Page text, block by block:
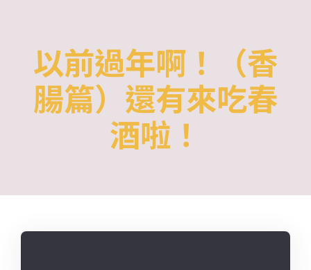
content以前過年啊！（香
腸篇）還有來吃春
酒啦！